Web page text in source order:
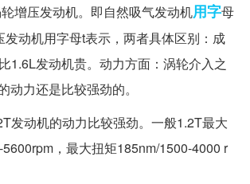
增压发动机。即自然吸气发动机用字母
发动机用字母t表示，两者具体区别：成
1.6L发动机贵。动力方面：涡轮介入之
动力还是比较强劲的。
发动机的动力比较强劲。一般1.2T最大
，最大扭矩185nm/1500-4000 r